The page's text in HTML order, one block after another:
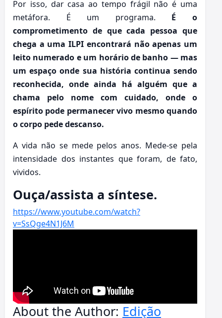
Por isso, dar casa ao tempo frágil não é uma
metáfora. É um programa. É o
comprometimento de que cada pessoa que
chega a uma ILPI encontrará não apenas um
leito numerado e um horário de banho — mas
um espaço onde sua história continua sendo
reconhecida, onde ainda há alguém que a
chama pelo nome com cuidado, onde o
espírito pode permanecer vivo mesmo quando
o corpo pede descanso.
A vida não se mede pelos anos. Mede-se pela
intensidade dos instantes que foram, de fato,
vividos.
Ouça/assista a síntese.
https://www.youtube.com/watch?
v=SsQge4N1J6M
About the Author: Edição